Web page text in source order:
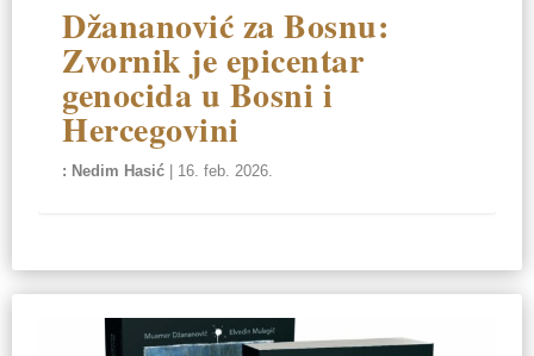
Džananović za Bosnu:
Zvornik je epicentar
genocida u Bosni i
Hercegovini
Nedim Hasić 16. feb. 2026.